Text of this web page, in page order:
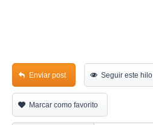
Enviar post Seguir este hilo
Marcar como favorito